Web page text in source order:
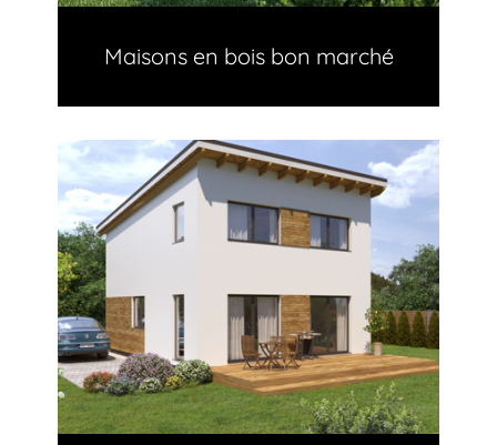
Maisons en bois bon marché